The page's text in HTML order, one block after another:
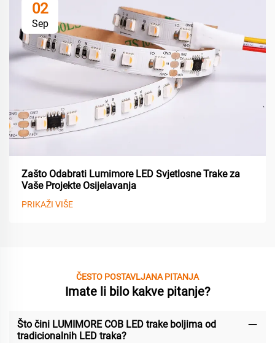
02
Sep
Zašto Odabrati Lumimore LED Svjetlosne Trake za
Vaše Projekte Osijelavanja
PRIKAŽI VIŠE
ČESTO POSTAVLJANA PITANJA
Imate li bilo kakve pitanje?
Što čini LUMIMORE COB LED trake boljima od
tradicionalnih LED traka?